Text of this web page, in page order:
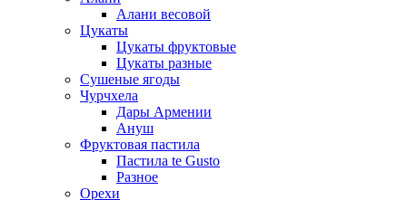
Алани весовой
Цукаты
Цукаты фруктовые
Цукаты разные
Сушеные ягоды
Чурчхела
Дары Армении
Ануш
Фруктовая пастила
Пастила te Gusto
Разное
Орехи